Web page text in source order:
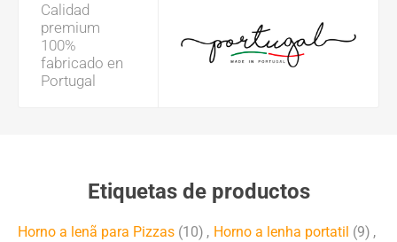
Calidad
premium
100%
fabricado en
Portugal
Etiquetas de productos
Horno a lenã para Pizzas (10) , Horno a lenha portatil (9) ,